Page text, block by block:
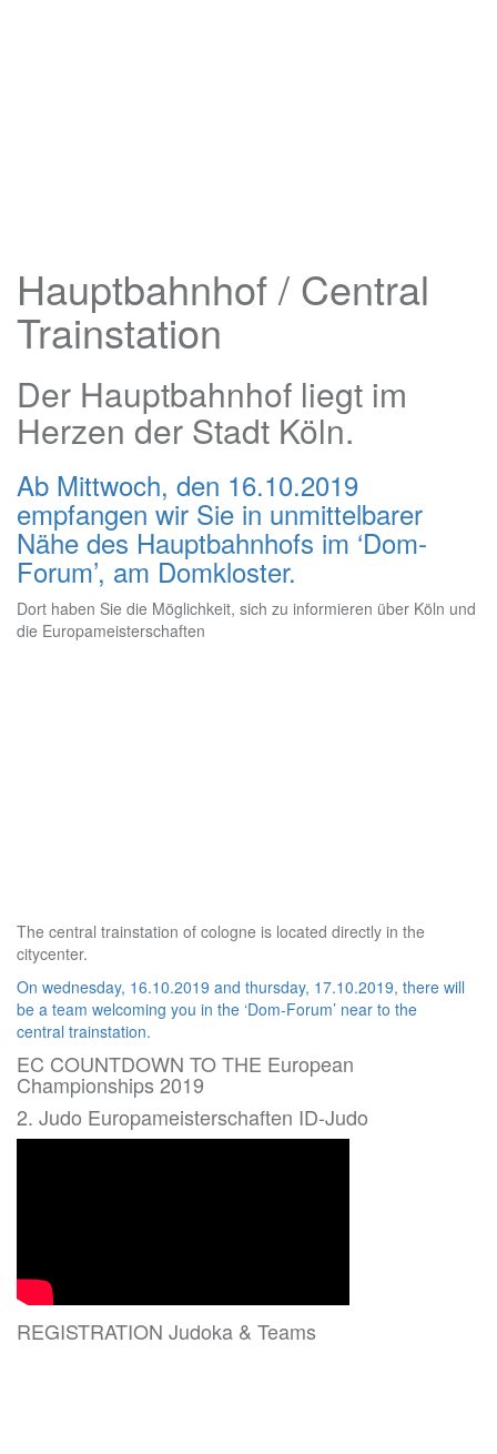
Hauptbahnhof / Central
Trainstation
Der Hauptbahnhof liegt im
Herzen der Stadt Köln.
Ab Mittwoch, den 16.10.2019
empfangen wir Sie in unmittelbarer
Nähe des Hauptbahnhofs im ‘Dom-
Forum’, am Domkloster.
Dort haben Sie die Möglichkeit, sich zu informieren über Köln und
die Europameisterschaften
The central trainstation of cologne is located directly in the
citycenter.
On wednesday, 16.10.2019 and thursday, 17.10.2019, there will
be a team welcoming you in the ‘Dom-Forum’ near to the
central trainstation.
EC COUNTDOWN TO THE European
Championships 2019
2. Judo Europameisterschaften ID-Judo
REGISTRATION Judoka & Teams